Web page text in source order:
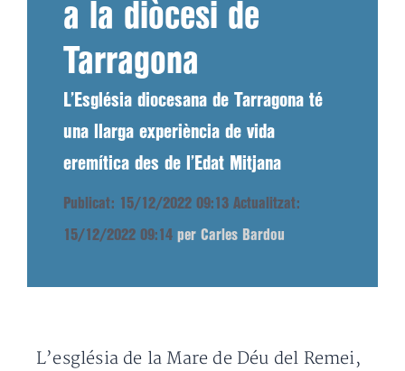
a la diòcesi de
Tarragona
L’Església diocesana de Tarragona té
una llarga experiència de vida
eremítica des de l’Edat Mitjana
Publicat: 15/12/2022 09:13 Actualitzat:
15/12/2022 09:14 per Carles Bardou
L’església de la Mare de Déu del Remei,